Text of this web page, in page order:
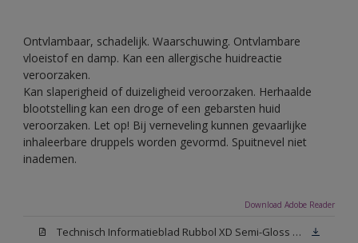
Ontvlambaar, schadelijk. Waarschuwing. Ontvlambare
vloeistof en damp. Kan een allergische huidreactie
veroorzaken.
Kan slaperigheid of duizeligheid veroorzaken. Herhaalde
blootstelling kan een droge of een gebarsten huid
veroorzaken. Let op! Bij verneveling kunnen gevaarlijke
inhaleerbare druppels worden gevormd. Spuitnevel niet
inademen.
Download Adobe Reader
Technisch Informatieblad Rubbol XD Semi-Gloss (PDF)